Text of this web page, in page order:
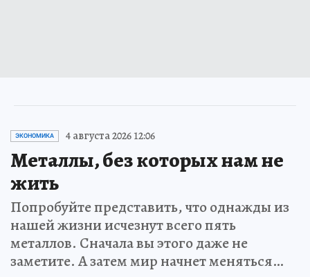
ЭКОНОМИКА 4 августа 2026 12:06
Металлы, без которых нам не
жить
Попробуйте представить, что однажды из
нашей жизни исчезнут всего пять
металлов. Сначала вы этого даже не
заметите. А затем мир начнет меняться…